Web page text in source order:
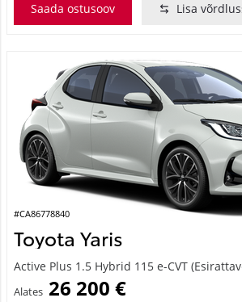
Saada ostusoov Lisa
#CA86778840
Toyota Yaris
Active Plus 1.5 Hybrid 115 e-CVT
Alates 26 200 €